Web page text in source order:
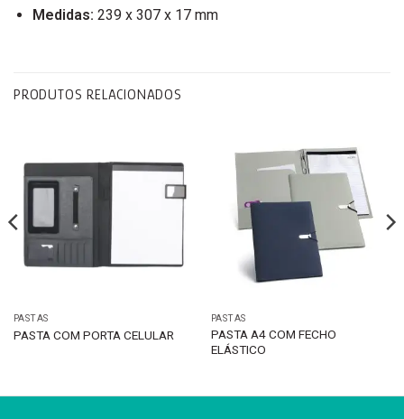
Medidas: 239 x 307 x 17 mm
PRODUTOS RELACIONADOS
PASTAS
PASTA COM PORTA CELULAR
PASTAS
PASTA A4 COM FECHO
ELÁSTICO